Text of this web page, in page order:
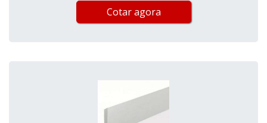
Cotar agora